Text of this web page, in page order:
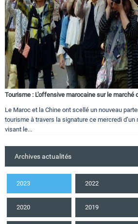
Tourisme : L’offensive marocaine sur le marché
Le Maroc et la Chine ont scellé un nouveau
tourisme à travers la signature ce mercredi d’un
visant le...
Archives actualités
2023 2022
2020 2019